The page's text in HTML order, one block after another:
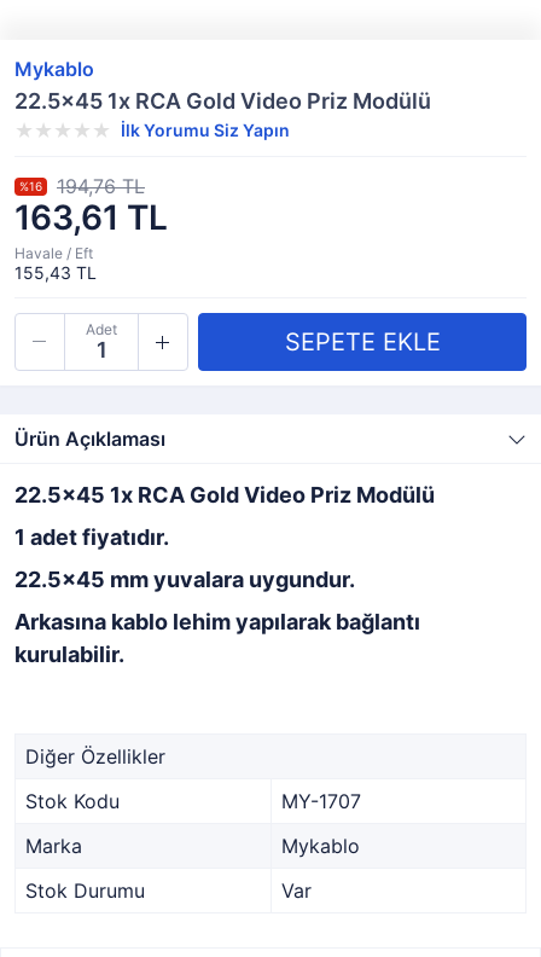
Mykablo
22.5x45 1x RCA Gold Video Priz Modülü
İlk Yorumu Siz Yapın
163,61 TL
%16 194,76 TL
Havale / Eft
155,43 TL
Adet
Ürün Açıklaması
22.5x45 1x RCA Gold Video Priz Modülü
1 adet fiyatıdır.
22.5x45 mm yuvalara uygundur.
Arkasına kablo lehim yapılarak bağlantı
kurulabilir.
Diğer Özellikler
Stok Kodu
MY-1707
Marka
Mykablo
Stok Durumu
Var